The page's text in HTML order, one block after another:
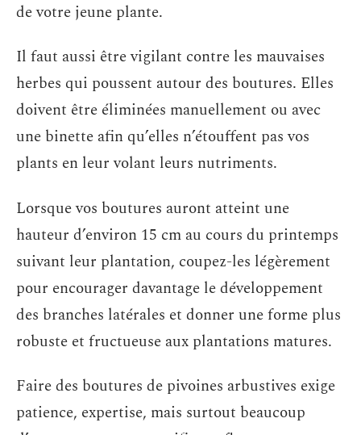
de votre jeune plante.
Il faut aussi être vigilant contre les mauvaises
herbes qui poussent autour des boutures. Elles
doivent être éliminées manuellement ou avec
une binette afin qu’elles n’étouffent pas vos
plants en leur volant leurs nutriments.
Lorsque vos boutures auront atteint une
hauteur d’environ 15 cm au cours du printemps
suivant leur plantation, coupez-les légèrement
pour encourager davantage le développement
des branches latérales et donner une forme plus
robuste et fructueuse aux plantations matures.
Faire des boutures de pivoines arbustives exige
patience, expertise, mais surtout beaucoup